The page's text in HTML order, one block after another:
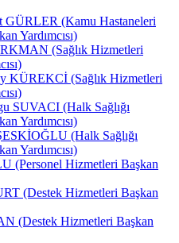
GÜRLER (Kamu Hastaneleri
Yardımcısı)
(Sağlık Hizmetleri
KÜREKCİ (Sağlık Hizmetleri
SUVACI (Halk Sağlığı
Yardımcısı)
(Halk Sağlığı
Yardımcısı)
(Personel Hizmetleri Başkan
(Destek Hizmetleri Başkan
(Destek Hizmetleri Başkan